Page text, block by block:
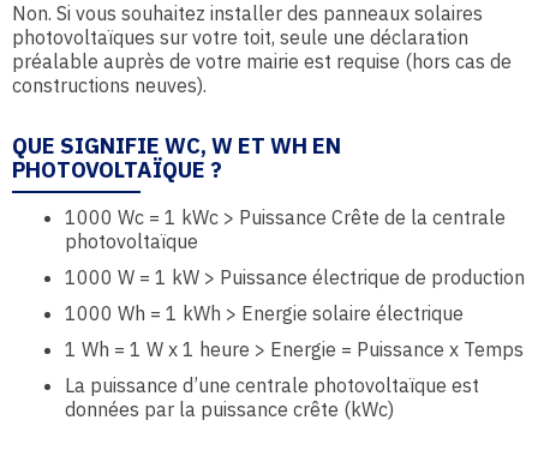
Non. Si vous souhaitez installer des panneaux solaires
photovoltaïques sur votre toit, seule une déclaration
préalable auprès de votre mairie est requise (hors cas de
constructions neuves).
QUE SIGNIFIE WC, W ET WH EN
PHOTOVOLTAÏQUE ?
1000 Wc = 1 kWc > Puissance Crête de la centrale
photovoltaïque
1000 W = 1 kW > Puissance électrique de production
1000 Wh = 1 kWh > Energie solaire électrique
1 Wh = 1 W x 1 heure > Energie = Puissance x Temps
La puissance d’une centrale photovoltaïque est
données par la puissance crête (kWc)